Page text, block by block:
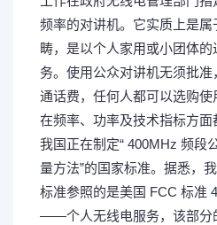
频率的对讲机。它实质上是
畴，是以个人家用或小团体
务。使用公众对讲机无须批
通话费，任何人都可以选购
在频率、功率及技术指标方
我国正在制定“ 400MHz 频段
量方法”的国家标准。据悉，
标准参照的是美国 FCC 标准
——个人无线电服务，该部分